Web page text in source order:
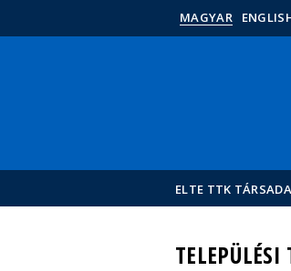
MAGYAR
ELTE TTK
TELEPÜLÉSI